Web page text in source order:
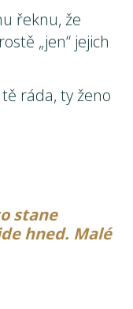
řeknu, že
„jen“ jejich
ráda, ty ženo
stane
hned. Malé